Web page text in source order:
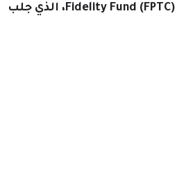
Trust Fund (IBIT)، الذي جذب 137 مليون دولار، وصندوق Fidelity Fund (FPTC)، الذي جلب